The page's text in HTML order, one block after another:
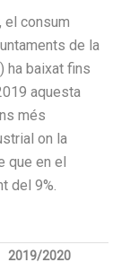
el consum
de la
ha baixat fins
aquesta
més
on la
que en el
del 9%.
2019/2020